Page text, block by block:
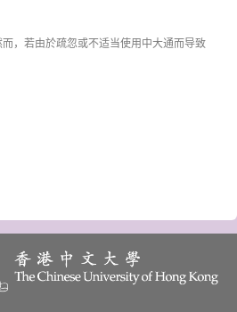
，若由於疏忽或不适当使用中大通而导致